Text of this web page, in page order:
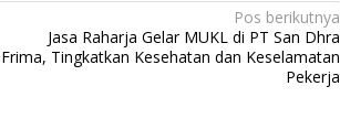
Pos berikutnya
Jasa Raharja Gelar MUKL di PT San Dhra
Frima, Tingkatkan Kesehatan dan Keselamatan
Pekerja